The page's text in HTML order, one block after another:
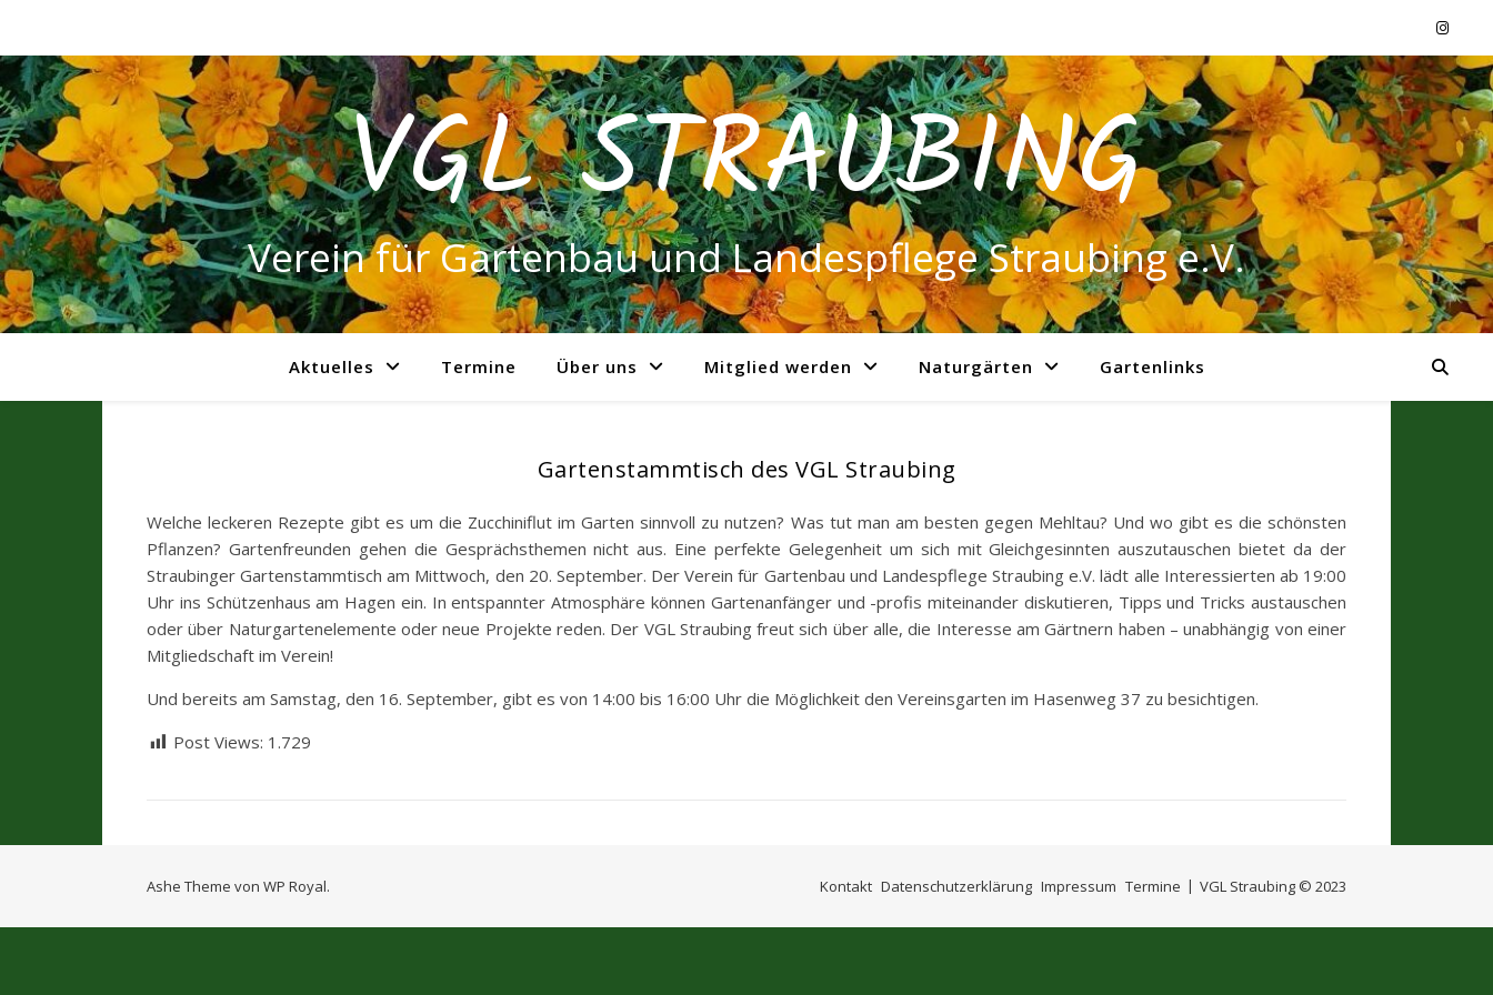
VGL STRAUBING
Verein für Gartenbau und Landespflege Straubing e.V.
Aktuelles Termine Über uns Mitglied werden Naturgärten Gartenlinks
Gartenstammtisch des VGL Straubing
Welche leckeren Rezepte gibt es um die Zucchiniflut im Garten sinnvoll zu nutzen? Was tut man am besten gegen Mehltau? Und wo gibt es die schönsten
Pflanzen? Gartenfreunden gehen die Gesprächsthemen nicht aus. Eine perfekte Gelegenheit um sich mit Gleichgesinnten auszutauschen bietet da der
Straubinger Gartenstammtisch am Mittwoch, den 20. September. Der Verein für Gartenbau und Landespflege Straubing e.V. lädt alle Interessierten ab 19:00
Uhr ins Schützenhaus am Hagen ein. In entspannter Atmosphäre können Gartenanfänger und -profis miteinander diskutieren, Tipps und Tricks austauschen
oder über Naturgartenelemente oder neue Projekte reden. Der VGL Straubing freut sich über alle, die Interesse am Gärtnern haben – unabhängig von einer
Mitgliedschaft im Verein!
Und bereits am Samstag, den 16. September, gibt es von 14:00 bis 16:00 Uhr die Möglichkeit den Vereinsgarten im Hasenweg 37 zu besichtigen.
Post Views: 1.729
VGL Straubing © 2023
Kontakt Datenschutzerklärung Impressum Termine
Ashe Theme von WP Royal.